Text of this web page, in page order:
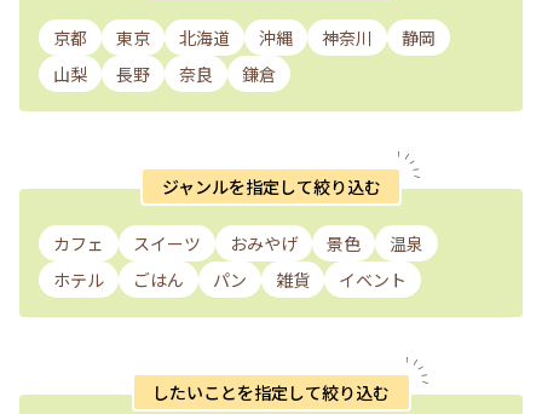
京都 東京 北海道 沖縄 神奈川
静岡
山梨
長野 奈良 鎌倉
ジャンルを指定して絞り込む
カフェ スイーツ おみやげ 景色
温泉
ホテル
ごはん パン 雑貨 イベント
したいことを指定して絞り込む